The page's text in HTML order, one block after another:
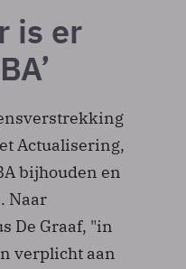
is er
Actualisering,
bijhouden en
Naar
De Graaf, "in
verplicht aan